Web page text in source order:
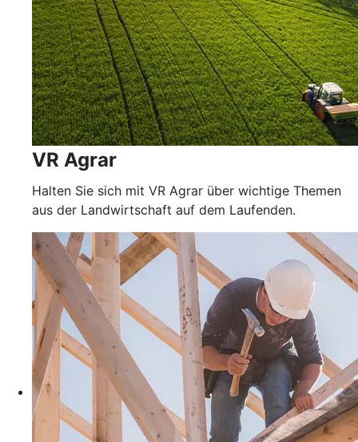
VR Agrar
Halten Sie sich mit VR Agrar über wichtige Themen
aus der Landwirtschaft auf dem Laufenden.